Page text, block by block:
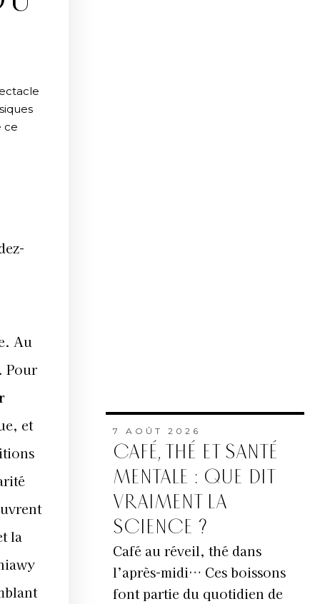
ce
Au
Pour
et
la
7 AOÛT 2026
CAFÉ, THÉ ET SANTÉ
MENTALE : QUE DIT
VRAIMENT LA
SCIENCE ?
Café au réveil, thé dans
l’après-midi… Ces boissons
font partie du quotidien de